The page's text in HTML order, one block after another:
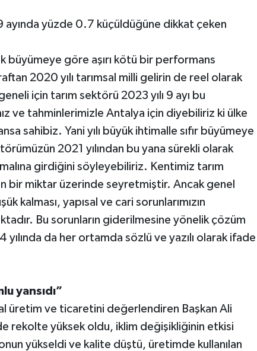
9 ayında yüzde 0.7 küçüldüğüne dikkat çeken
büyümeye göre aşırı kötü bir performans
2020 yılı tarımsal milli gelirin de reel olarak
için tarım sektörü 2023 yılı 9 ayı bu
ve tahminlerimizle Antalya için diyebiliriz ki ülke
sahibiz. Yani yılı büyük ihtimalle sıfır büyümeye
2021 yılından bu yana sürekli olarak
girdiğini söyleyebiliriz. Kentimiz tarım
bir miktar üzerinde seyretmiştir. Ancak genel
kalması, yapısal ve cari sorunlarımızın
Bu sorunların giderilmesine yönelik çözüm
da her ortamda sözlü ve yazılı olarak ifade
yansıdı”
üretim ve ticaretini değerlendiren Başkan Ali
rekolte yüksek oldu, iklim değişikliğinin etkisi
yükseldi ve kalite düştü, üretimde kullanılan